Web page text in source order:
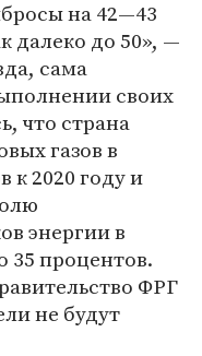
на 42—43
далеко до 50», —
сама
своих
что страна
газов в
к 2020 году и
энергии в
35 процентов.
ФРГ
не будут